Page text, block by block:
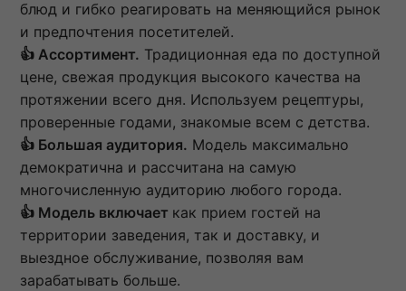
блюд и гибко реагировать на меняющийся рынок
и предпочтения посетителей.
👍 Ассортимент. Традиционная еда по доступной
цене, свежая продукция высокого качества на
протяжении всего дня. Используем рецептуры,
проверенные годами, знакомые всем с детства.
👍 Большая аудитория. Модель максимально
демократична и рассчитана на самую
многочисленную аудиторию любого города.
👍 Модель включает как прием гостей на
территории заведения, так и доставку, и
выездное обслуживание, позволяя вам
зарабатывать больше.